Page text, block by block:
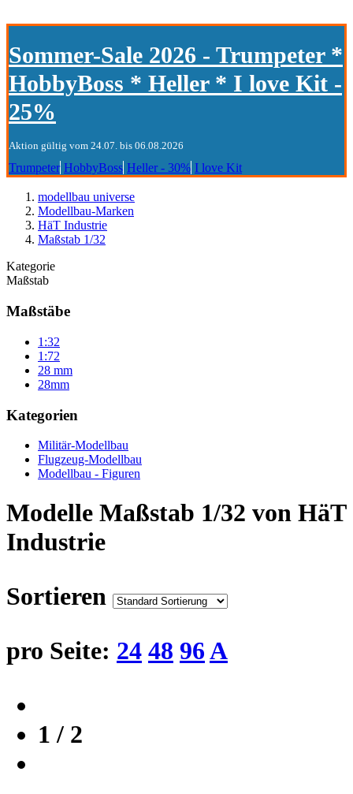
Sommer-Sale 2026 - Trumpeter *
HobbyBoss * Heller * I love Kit -
25%
Aktion gültig vom 24.07. bis 06.08.2026
Trumpeter HobbyBoss Heller - 30% I love Kit
modellbau universe
Modellbau-Marken
HäT Industrie
Maßstab 1/32
Kategorie
Maßstab
Maßstäbe
1:32
1:72
28 mm
28mm
Kategorien
Militär-Modellbau
Flugzeug-Modellbau
Modellbau - Figuren
Modelle Maßstab 1/32 von HäT
Industrie
Sortieren
pro Seite: 24 48 96A
1 / 2